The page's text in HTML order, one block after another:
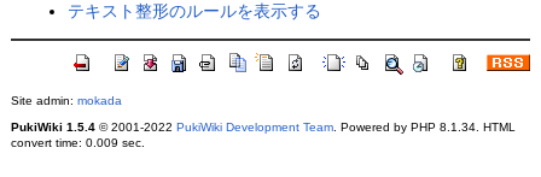
テキスト整形のルールを表示する
Site admin: mokada
PukiWiki 1.5.4© 2001-2022 PukiWiki Development Team. Powered by PHP 8.1.34. HTML
convert time: 0.009 sec.